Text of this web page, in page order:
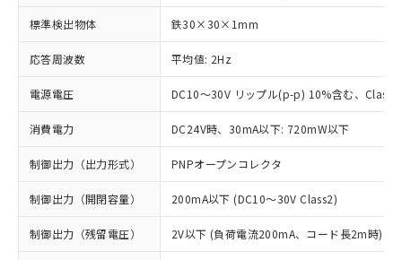
標準検出物体 鉄30×30×1mm
応答周波数 平均値: 2Hz
電源電圧 DC10～30V リップル(p-p) 10%含む、Class2
消費電力 DC24V時、30mA以下: 720mW以下
制御出力（出力形式） PNPオープンコレクタ
制御出力（開閉容量） 200mA以下 (DC10～30V Class2)
制御出力（残留電圧） 2V以下 (負荷電流200mA、コード長2m時)